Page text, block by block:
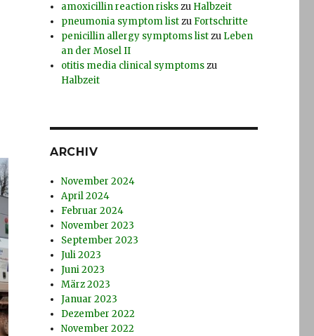
amoxicillin reaction riskszu Halbzeit
pneumonia symptom listzu Fortschritte
penicillin allergy symptoms listzu Leben
an der Mosel II
otitis media clinical symptomszu
Halbzeit
ARCHIV
November 2024
April 2024
Februar 2024
November 2023
September 2023
Juli 2023
Juni 2023
März 2023
Januar 2023
Dezember 2022
November 2022